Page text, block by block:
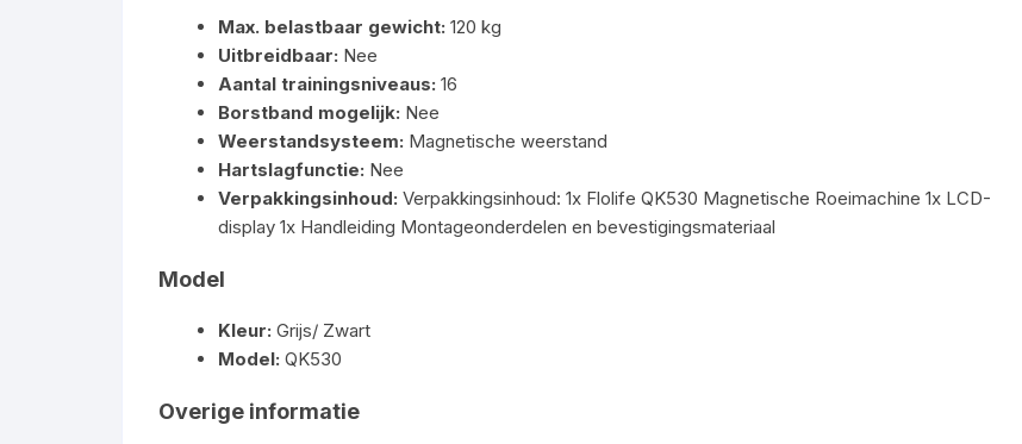
Max. belastbaar gewicht: 120 kg
Uitbreidbaar: Nee
Aantal trainingsniveaus: 16
Borstband mogelijk: Nee
Weerstandsysteem: Magnetische weerstand
Hartslagfunctie: Nee
Verpakkingsinhoud: Verpakkingsinhoud: 1x Flolife QK530 Magnetische Roeimachine 1x LCD-
display 1x Handleiding Montageonderdelen en bevestigingsmateriaal
Model
Kleur: Grijs/ Zwart
Model: QK530
Overige informatie